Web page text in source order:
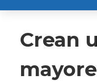
Crean